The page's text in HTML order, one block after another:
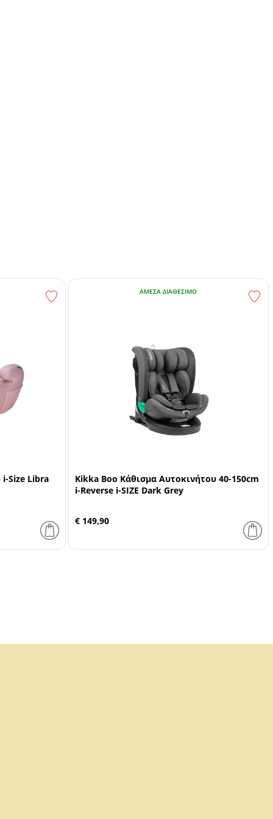
Size Libra
ΆΜΕΣΑ ΔΙΑΘΈΣΙΜΟ
Kikka Boo Κάθισμα Αυτοκινήτου 40-150cm
i-Reverse i-SIZE Dark Grey
€ 149,90